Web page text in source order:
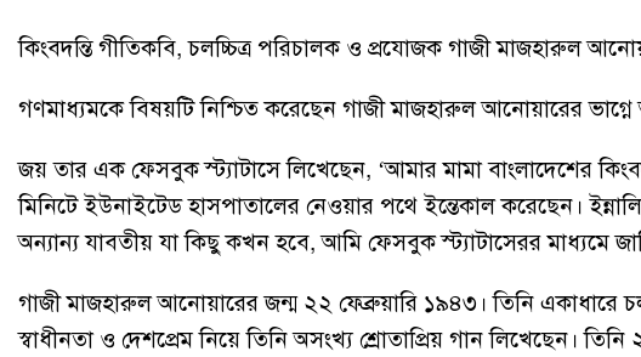
কিংবদন্তি গীতিকবি, চলচ্চিত্র পরিচালক ও প্রযোজক গাজী মাজহারুল
গণমাধ্যমকে বিষয়টি নিশ্চিত করেছেন গাজী মাজহারুল আনোয়ারের
জয় তার এক ফেসবুক স্ট্যাটাসে লিখেছেন, ‘আমার মামা বাংলাদেশের
মিনিটে ইউনাইটেড হাসপাতালের নেওয়ার পথে ইন্তেকাল করেছেন।
অন্যান্য যাবতীয় যা কিছু কখন হবে, আমি ফেসবুক স্ট্যাটাসেরর মাধ্যমে
গাজী মাজহারুল আনোয়ারের জন্ম ২২ ফেব্রুয়ারি ১৯৪৩। তিনি একাধারে
স্বাধীনতা ও দেশপ্রেম নিয়ে তিনি অসংখ্য শ্রোতাপ্রিয় গান লিখেছেন।